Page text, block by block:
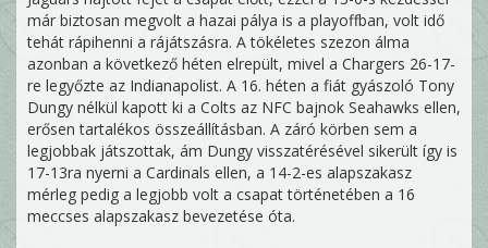
már biztosan megvolt a hazai pálya is a playoffban, volt idő
tehát rápihenni a rájátszásra. A tökéletes szezon álma
azonban a következő héten elrepült, mivel a Chargers 26-17-
re legyőzte az Indianapolist. A 16. héten a fiát gyászoló Tony
Dungy nélkül kapott ki a Colts az NFC bajnok Seahawks ellen,
erősen tartalékos összeállításban. A záró körben sem a
legjobbak játszottak, ám Dungy visszatérésével sikerült így is
17-13ra nyerni a Cardinals ellen, a 14-2-es alapszakasz
mérleg pedig a legjobb volt a csapat történetében a 16
meccses alapszakasz bevezetése óta.